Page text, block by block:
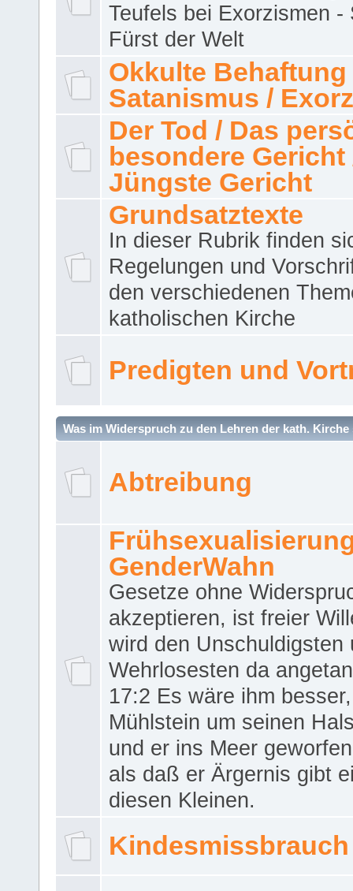
Teufels bei Exorzismen -
Fürst der Welt
Okkulte Behaftung
Satanismus /
Der Tod / Das
besondere Gericht
Jüngste Gericht
Grundsatztexte
In dieser Rubrik finden
Regelungen und
den verschiedenen
katholischen Kirche
Predigten und
Was im Widerspruch zu den Lehren der kath. Kirche
Abtreibung
GenderWahn
Gesetze ohne
akzeptieren, ist freier
wird den Unschuldigsten
Wehrlosesten da
17:2 Es wäre ihm
Mühlstein um seinen
und er ins Meer
als daß er Ärgernis gibt
diesen Kleinen.
Kindesmissbrauch